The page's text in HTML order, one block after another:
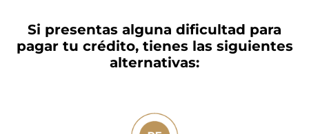
Si presentas alguna dificultad para
pagar tu crédito, tienes las siguientes
alternativas: